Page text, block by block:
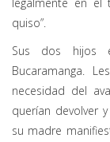
quiso”.
Sus dos hijos
Bucaramanga.
necesidad del
querían devolver
su madre